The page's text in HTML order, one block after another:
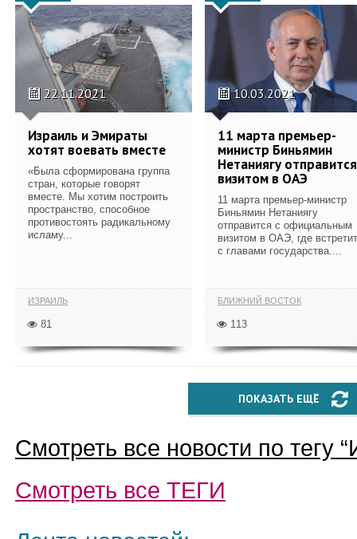
22.11.2021
Израиль и Эмираты
хотят воевать вместе
«Была сформирована группа
стран, которые говорят
вместе. Мы хотим построить
пространство, способное
противостоять радикальному
исламу...
ИЗРАИЛЬ
81
10.03.2021
11 марта премьер-
министр Биньямин
Нетаниягу
визитом в ОАЭ
11 марта премьер-министр
Биньямин Нетаниягу
отправится с официальным
визитом в ОАЭ, где
с главами государства....
БЛИЖНИЙ ВОСТОК
113
ПОКАЗАТЬ ЕЩЁ
Смотреть все новости по тегу “
Смотреть все ТЕГИ